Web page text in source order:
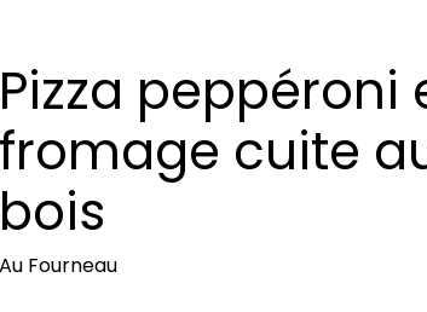
Pizza peppéroni
fromage cuite
bois
Au Fourneau